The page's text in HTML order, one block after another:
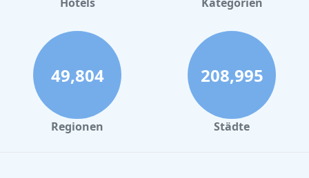
49,804
Regionen
208,995
Städte